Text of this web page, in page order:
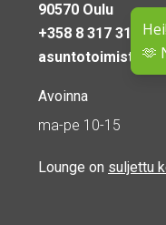
🫶
90570 Oulu
+358 8 317 3110
Avoinna
ma-pe 10-15
Lounge on suljettu